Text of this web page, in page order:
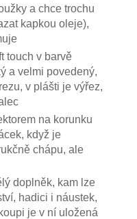
a chce trochu
kapkou oleje),
touch v barvě
a velmi povedený,
v plášti je výřez,
na korunku
když je
chápu, ale
doplněk, kam lze
hadici i náustek,
je v ní uložená